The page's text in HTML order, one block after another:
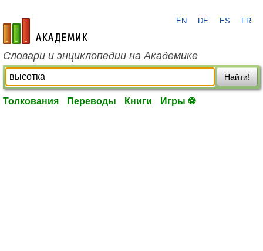
academic.ru
EN DE ES FR
Словари и энциклопедии на Академике
Найти!
Толкования Переводы Книги Игры ⚽